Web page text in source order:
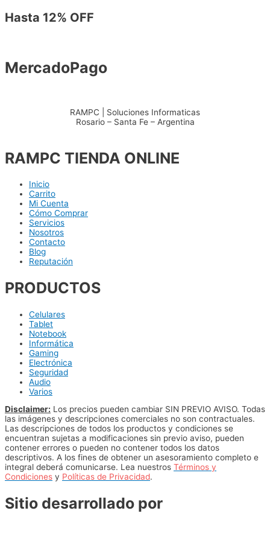
Hasta 12% OFF
MercadoPago
RAMPC | Soluciones Informaticas
Rosario – Santa Fe – Argentina
RAMPC TIENDA ONLINE
Inicio
Carrito
Mi Cuenta
Cómo Comprar
Servicios
Nosotros
Contacto
Blog
Reputación
PRODUCTOS
Celulares
Tablet
Notebook
Informática
Gaming
Electrónica
Seguridad
Audio
Varios
Disclaimer: Los precios pueden cambiar SIN PREVIO AVISO. Todas
las imágenes y descripciones comerciales no son contractuales.
Las descripciones de todos los productos y condiciones se
encuentran sujetas a modificaciones sin previo aviso, pueden
contener errores o pueden no contener todos los datos
descriptivos. A los fines de obtener un asesoramiento completo e
integral deberá comunicarse. Lea nuestros Términos y
Condiciones y Políticas de Privacidad.
Sitio desarrollado por